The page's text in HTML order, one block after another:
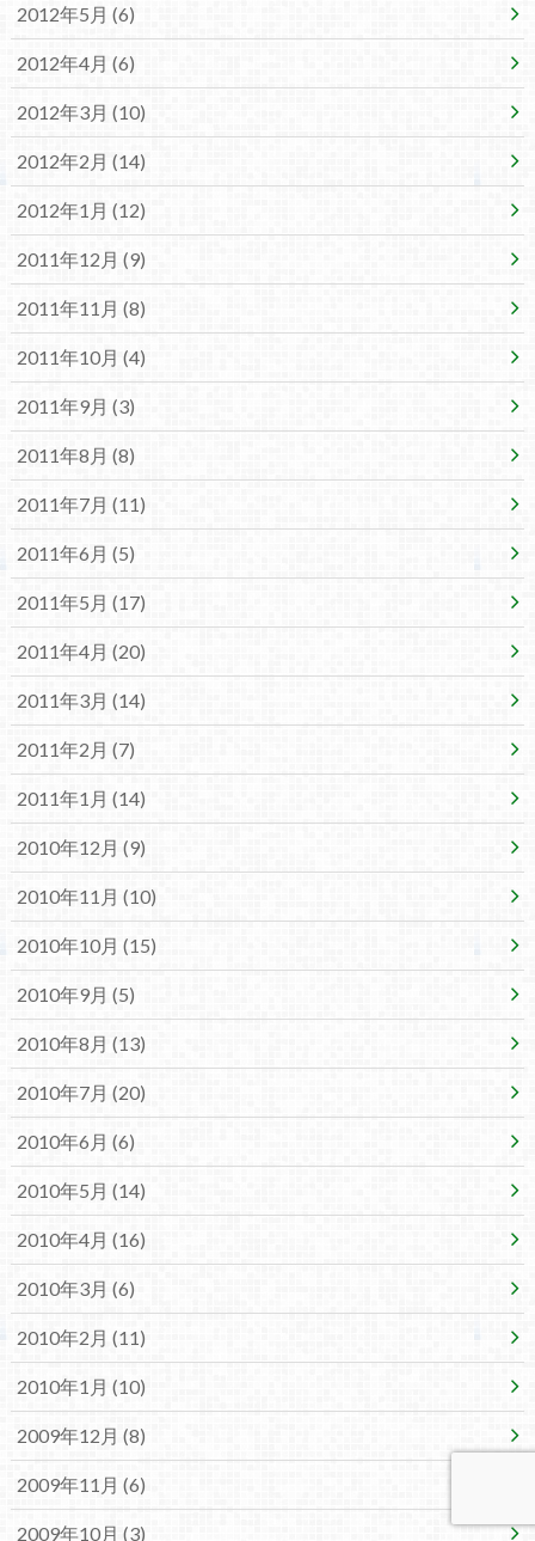
2012年5月 (6)
2012年4月 (6)
2012年3月 (10)
2012年2月 (14)
2012年1月 (12)
2011年12月 (9)
2011年11月 (8)
2011年10月 (4)
2011年9月 (3)
2011年8月 (8)
2011年7月 (11)
2011年6月 (5)
2011年5月 (17)
2011年4月 (20)
2011年3月 (14)
2011年2月 (7)
2011年1月 (14)
2010年12月 (9)
2010年11月 (10)
2010年10月 (15)
2010年9月 (5)
2010年8月 (13)
2010年7月 (20)
2010年6月 (6)
2010年5月 (14)
2010年4月 (16)
2010年3月 (6)
2010年2月 (11)
2010年1月 (10)
2009年12月 (8)
2009年11月 (6)
2009年10月 (3)